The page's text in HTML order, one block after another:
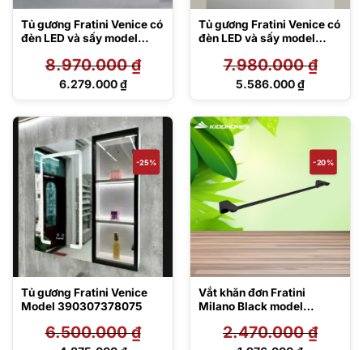
Tủ gương Fratini Venice có
đèn LED và sấy model
8.970.000₫
Giá
8.970.000 ₫.
6.279.000₫
Giá
tại
là:
6.279.000 ₫.
Tủ gương Fratini Venice có
đèn LED và sấy model
7.980.000₫
Giá
7.980.000 ₫.
5.586.000₫
Giá
tại
là:
5.586.000 ₫.
-25%
Tủ gương Fratini Venice
Model 390307378075
6.500.000₫
-20%
Vắt khăn đơn Fratini
Milano Black model
2.470.000₫